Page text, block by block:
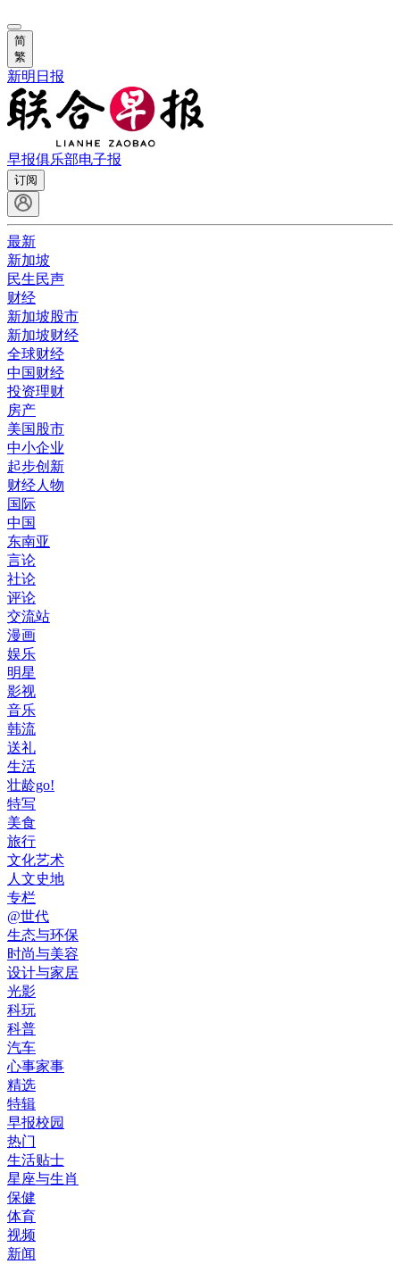
简
繁
新明日报
早报俱乐部电子报
订阅
最新
新加坡
民生民声
财经
新加坡股市
新加坡财经
全球财经
中国财经
投资理财
房产
美国股市
中小企业
起步创新
财经人物
国际
中国
东南亚
言论
社论
评论
交流站
漫画
娱乐
明星
影视
音乐
韩流
送礼
生活
壮龄go!
特写
美食
旅行
文化艺术
人文史地
专栏
@世代
生态与环保
时尚与美容
设计与家居
光影
科玩
科普
汽车
心事家事
精选
特辑
早报校园
热门
生活贴士
星座与生肖
保健
体育
视频
新闻